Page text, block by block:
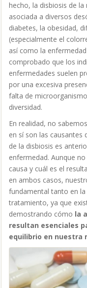
hecho, la disbiosis de
asociada a diversos
diabetes, la obesidad,
(especialmente el
así como la
comprobado que los
enfermedades suelen
por una excesiva
falta de
diversidad.
En realidad, no
en sí son las causantes
de la disbiosis es
enfermedad. Aunque
causa y cuál es el
en ambos casos,
fundamental tanto en
tratamiento, ya que
demostrando cómo la
resultan esenciales
equilibrio en nuestra